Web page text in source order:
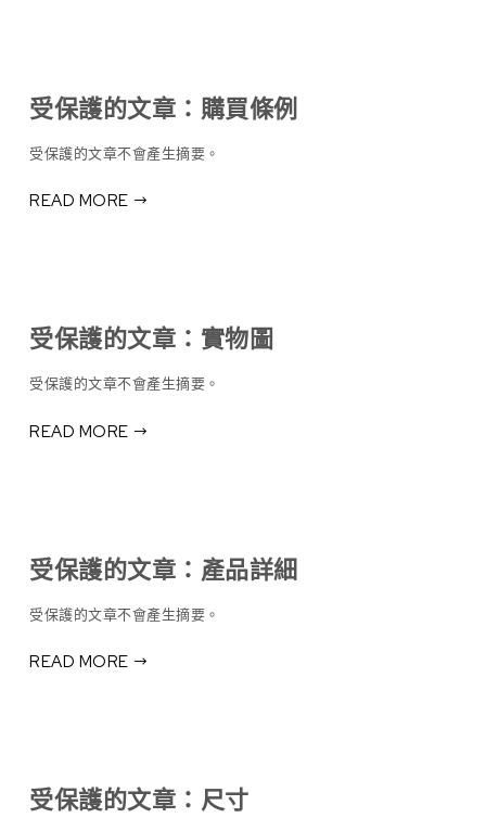
受保護的文章：購買條例
受保護的文章不會產生摘要。
READ MORE
受保護的文章：實物圖
受保護的文章不會產生摘要。
READ MORE
受保護的文章：產品詳細
受保護的文章不會產生摘要。
READ MORE
受保護的文章：尺寸